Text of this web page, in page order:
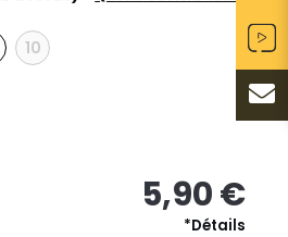
10
5,90 €
*Détails